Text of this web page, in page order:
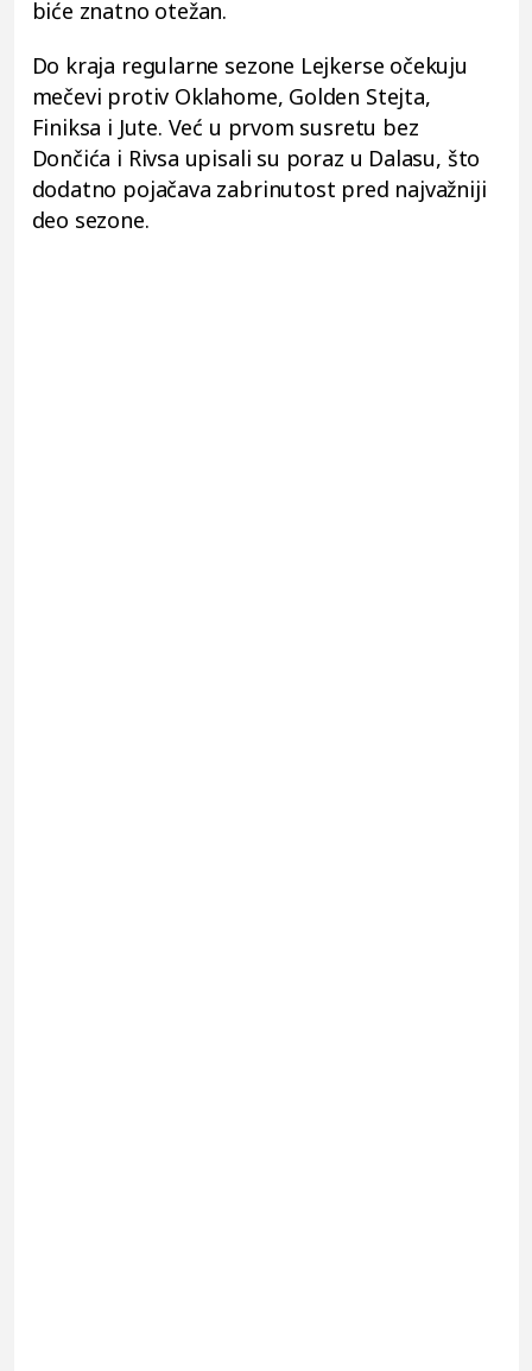
biće znatno otežan.
Do kraja regularne sezone Lejkerse očekuju
mečevi protiv Oklahome, Golden Stejta,
Finiksa i Jute. Već u prvom susretu bez
Dončića i Rivsa upisali su poraz u Dalasu, što
dodatno pojačava zabrinutost pred najvažniji
deo sezone.